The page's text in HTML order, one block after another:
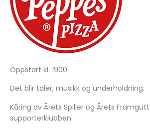
Oppstart kl. 1900:
Det blir taler, musikk og underholdning.
Kåring av Årets Spiller og Årets
supporterklubben.